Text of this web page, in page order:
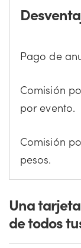
Pago de
Comisión
por evento.
Comisión
pesos.
Una
de todos